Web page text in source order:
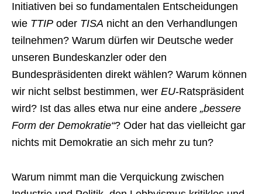
Initiativen bei so fundamentalen Entscheidungen
wie TTIP oder TISA nicht an den Verhandlungen
teilnehmen? Warum dürfen wir Deutsche weder
unseren Bundeskanzler oder den
Bundespräsidenten direkt wählen? Warum können
wir nicht selbst bestimmen, wer EU-Ratspräsident
wird? Ist das alles etwa nur eine andere „bessere
Form der Demokratie“? Oder hat das vielleicht gar
nichts mit Demokratie an sich mehr zu tun?
Warum nimmt man die Verquickung zwischen